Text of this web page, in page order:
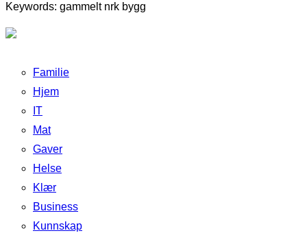
Keywords: gammelt nrk bygg
Familie
Hjem
IT
Mat
Gaver
Helse
Klær
Business
Kunnskap